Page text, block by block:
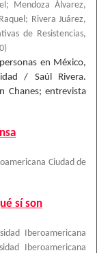
Mendoza Álvarez,
Rivera Juárez,
de Resistencias,
)
en México,
/ Saúl Rivera.
Chanes; entrevista
Ciudad de
sí son
Iberoamericana
Iberoamericana